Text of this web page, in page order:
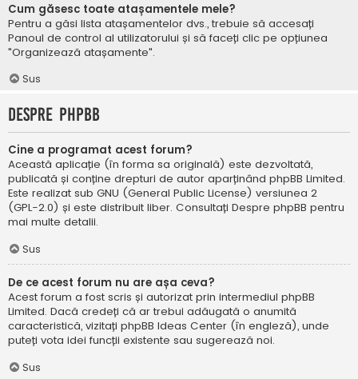
Cum găsesc toate atașamentele mele?
Pentru a găsi lista atașamentelor dvs., trebuie să accesați
Panoul de control al utilizatorului și să faceți clic pe opțiunea
"Organizează atașamente".
Sus
Despre phpBB
Cine a programat acest forum?
Această aplicație (în forma sa originală) este dezvoltată,
publicată și conține drepturi de autor aparținând phpBB Limited.
Este realizat sub GNU (General Public License) versiunea 2
(GPL-2.0) și este distribuit liber. Consultați Despre phpBB pentru
mai multe detalii.
Sus
De ce acest forum nu are așa ceva?
Acest forum a fost scris și autorizat prin intermediul phpBB
Limited. Dacă credeți că ar trebui adăugată o anumită
caracteristică, vizitați phpBB Ideas Center (în engleză), unde
puteți vota idei funcții existente sau sugerează noi.
Sus